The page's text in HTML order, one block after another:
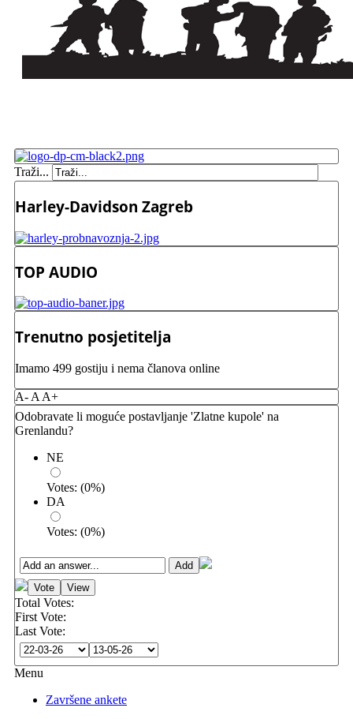
Traži...
Harley-Davidson Zagreb
TOP AUDIO
Trenutno posjetitelja
Imamo 499 gostiju i nema članova online
A- A A+
Odobravate li moguće postavljanje 'Zlatne kupole' na
Grenlandu?
NE
Votes: (0%)
DA
Votes: (0%)
Total Votes:
First Vote:
Last Vote:
Menu
Završene ankete